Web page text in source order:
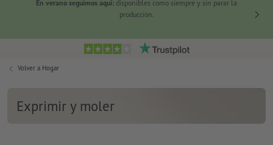
En verano seguimos aquí: disponibles como siempre y sin parar la
producción.
Volver a Hogar
Exprimir y moler